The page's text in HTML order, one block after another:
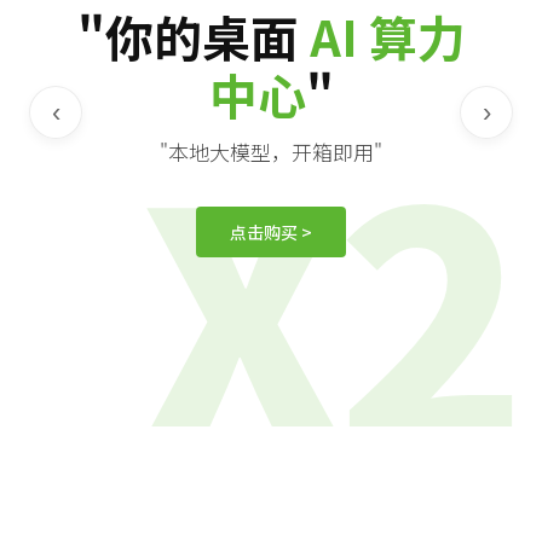
X2
"你的桌面AI 算力
中心"
"本地大模型，开箱即用"
点击购买 >
‹ ›